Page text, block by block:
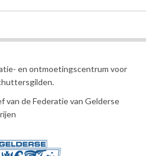
en ontmoetingscentrum voor
de Federatie van Gelderse